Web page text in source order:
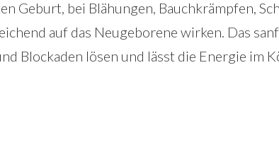
Geburt, bei Blähungen, Bauchkrämpfen,
auf das Neugeborene wirken. Das
Blockaden lösen und lässt die Energie im